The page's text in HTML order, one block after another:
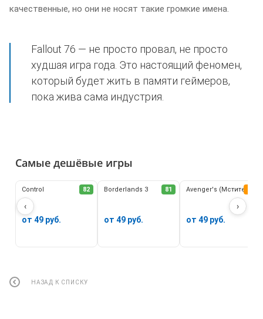
качественные, но они не носят такие громкие имена.
Fallout 76 — не просто провал, не просто
худшая игра года. Это настоящий феномен,
который будет жить в памяти геймеров,
пока жива сама индустрия.
Самые дешёвые игры
‹ ›
82
Control
от 49 руб.
81
Borderlands 3
от 49 руб.
Avenger's (Мстители)
от 49 руб.
НАЗАД К СПИСКУ